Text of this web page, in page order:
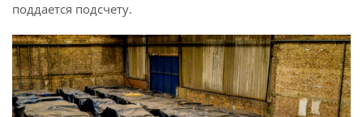
поддается подсчету.